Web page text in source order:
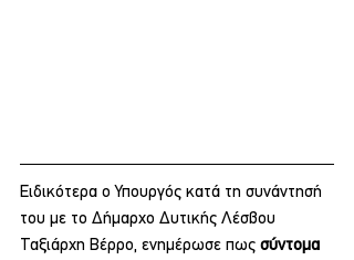
Ειδικότερα ο Υπουργός κατά τη συνάντησή
του με το Δήμαρχο Δυτικής Λέσβου
Ταξιάρχη Βέρρο, ενημέρωσε πως σύντομα